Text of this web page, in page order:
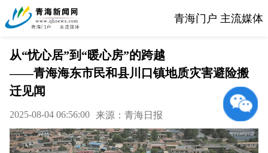
青海门户 主流媒体
从“忧心居”到“暖心房”的跨越
——青海海东市民和县川口镇地质灾害避险搬
迁见闻
2025-08-04 06:56:00 来源：青海日报